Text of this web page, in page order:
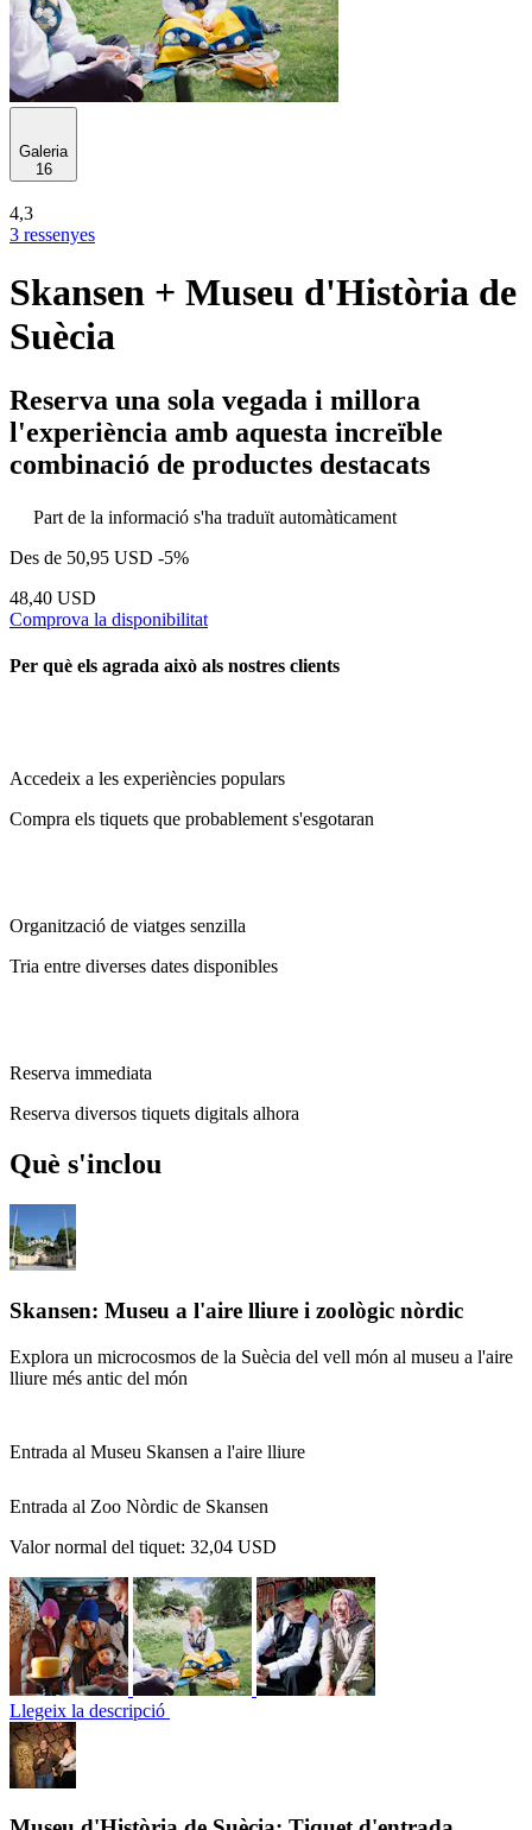
Galeria
16
4,3
3 ressenyes
Skansen + Museu d'Història de
Suècia
Reserva una sola vegada i millora
l'experiència amb aquesta increïble
combinació de productes destacats
Part de la informació s'ha traduït automàticament
Des de 50,95 USD -5%
48,40 USD
Comprova la disponibilitat
Per què els agrada això als nostres clients
Accedeix a les experiències populars
Compra els tiquets que probablement s'esgotaran
Organització de viatges senzilla
Tria entre diverses dates disponibles
Reserva immediata
Reserva diversos tiquets digitals alhora
Què s'inclou
Skansen: Museu a l'aire lliure i zoològic nòrdic
Explora un microcosmos de la Suècia del vell món al museu a l'aire
lliure més antic del món
Entrada al Museu Skansen a l'aire lliure
Entrada al Zoo Nòrdic de Skansen
Valor normal del tiquet: 32,04 USD
Llegeix la descripció